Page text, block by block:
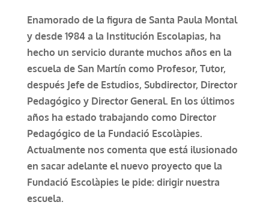
Enamorado de la figura de Santa Paula Montal
y desde 1984 a la Institución Escolapias, ha
hecho un servicio durante muchos años en la
escuela de San Martín como Profesor, Tutor,
después Jefe de Estudios, Subdirector, Director
Pedagógico y Director General. En los últimos
años ha estado trabajando como Director
Pedagógico de la Fundació Escolàpies.
Actualmente nos comenta que está ilusionado
en sacar adelante el nuevo proyecto que la
Fundació Escolàpies le pide: dirigir nuestra
escuela.